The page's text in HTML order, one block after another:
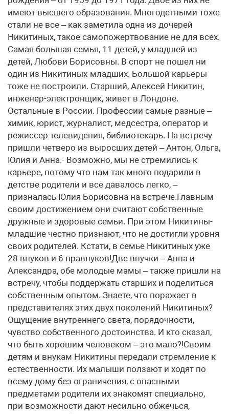
имеют высшего образования. Многодетными тоже
стали не все – как заметила одна из дочерей
Никитиных, такое самопожертвование не для всех.
Самая большая семья, 11 детей, у младшей из
детей, Любови Борисовны. В спорт не пошел ни
один из Никитиных-младших. Большой карьеры
тоже не построили. Старший, Алексей Никитин,
инженер-электронщик, живет в Лондоне.
Остальные в России. Профессии самые разные –
химик, юрист, журналист, медсестра, оператор и
режиссер телевидения, библиотекарь. На встречу
пришли четверо из выросших детей – Антон, Ольга,
Юлия и Анна.- Возможно, мы не стремились к
карьере, потому что нам так много подарили в
детстве родители и все давалось легко, –
призналась Юлия Борисовна на встрече.Главным
своим достижением они считают собственные
дружные и здоровые семьи. При этом Никитины-
младшие честно признают, что не достигли уровня
своих родителей. Кстати, в семье Никитиных уже
28 внуков и 6 правнуков!Две внучки – Анна и
Александра, обе молодые мамы – также пришли на
встречу, чтобы поддержать старших и поделиться
собственным опытом. Знаете, что поражает в
представителях этих двух поколений Никитиных?
Ощущение внутреннего света, порядочности,
чувство собственного достоинства. И кто сказал,
что быть хорошим человеком – это мало?!Своим
детям и внукам Никитины передали стремление к
естественности. Их малыши ползают и ходят по
всему дому без ограничения, с опасными
предметами родители их знакомят специально,
при возможности дают несильно обжечься,